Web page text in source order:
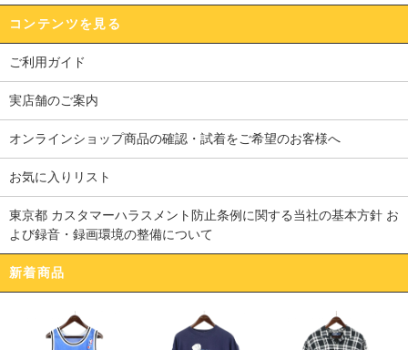
コンテンツを見る
ご利用ガイド
実店舗のご案内
オンラインショップ商品の確認・試着をご希望のお客様へ
お気に入りリスト
東京都 カスタマーハラスメント防止条例に関する当社の基本方針 お
よび録音・録画環境の整備について
新着商品